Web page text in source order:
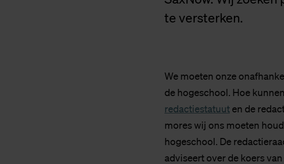
te versterken.
We moeten onze
de hogeschool. Hoe
redactiestatuut en de
mores wij ons moeten
hogeschool. De
adviseert over de koers van